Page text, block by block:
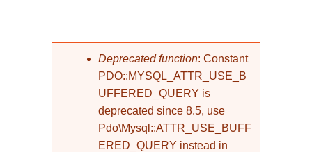
Fehlermeldung
Deprecated function: Constant
PDO::MYSQL_ATTR_USE_B
UFFERED_QUERY is
deprecated since 8.5, use
Pdo\Mysql::ATTR_USE_BUFF
ERED_QUERY instead in